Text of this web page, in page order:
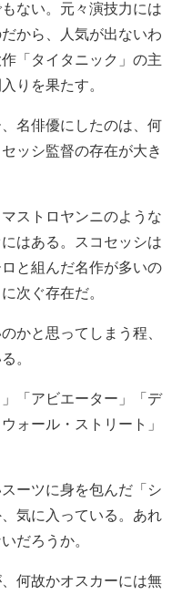
ない。元々演技力には
から、人気が出ないわ
「タイタニック」の主
りを果たす。
名俳優にしたのは、何
ッシ監督の存在が大き
ストロヤンニのような
はある。スコセッシは
と組んだ名作が多いの
次ぐ存在だ。
かと思ってしまう程、
。
「アビエーター」「デ
ォール・ストリート」
ーツに身を包んだ「シ
気に入っている。あれ
だろうか。
何故かオスカーには無